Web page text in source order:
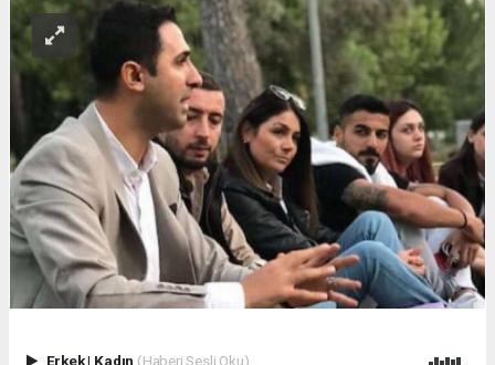
Erkek| Kadın (Haberi Sesli Oku)